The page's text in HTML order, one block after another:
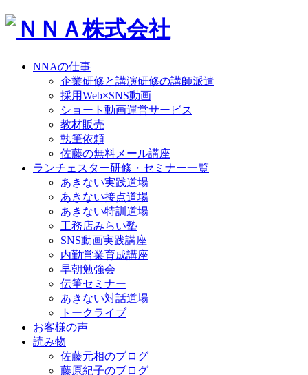
NNAの仕事
企業研修と講演研修の講師派遣
採用Web×SNS動画
ショート動画運営サービス
教材販売
執筆依頼
佐藤の無料メール講座
ランチェスター研修・セミナー一覧
あきない実践道場
あきない接点道場
あきない特訓道場
工務店みらい塾
SNS動画実践講座
内勤営業育成講座
早朝勉強会
伝筆セミナー
あきない対話道場
トークライブ
お客様の声
読み物
佐藤元相のブログ
藤原紀子のブログ